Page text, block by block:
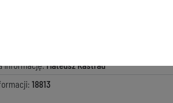
informację:
informację:Mateusz Kastrau
18813